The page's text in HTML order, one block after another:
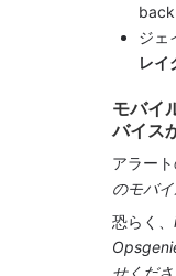
ジェ
レイ
モバイ
バイス
アラー
のモバ
恐らく、